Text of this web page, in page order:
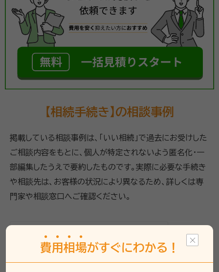
【相続手続き】の相談事例
掲載している相談事例は、「いい相続」で過去にお受けした
ご相談内容をもとに、個人が特定されないよう匿名化・一
部編集したうえで要約したものです。実際に必要な手続き
や相談先は、お客様の状況により異なるため、詳しくは専
門家や相談窓口へご確認ください。
相続手続き
親の遺言書作成に必要な費用と
費用 相場がすぐにわかる！